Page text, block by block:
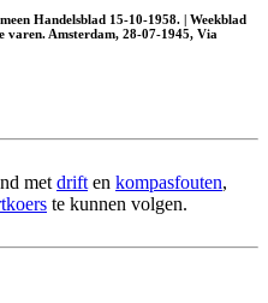
Handelsblad 15-10-1958. | Weekblad
varen. Amsterdam, 28-07-1945, Via
met drift en kompasfouten,
te kunnen volgen.